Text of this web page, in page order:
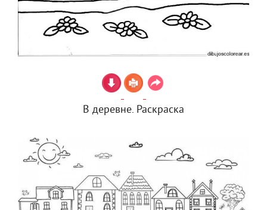
В деревне. Раскраска